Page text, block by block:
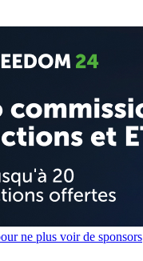
ne plus voir de sponsors